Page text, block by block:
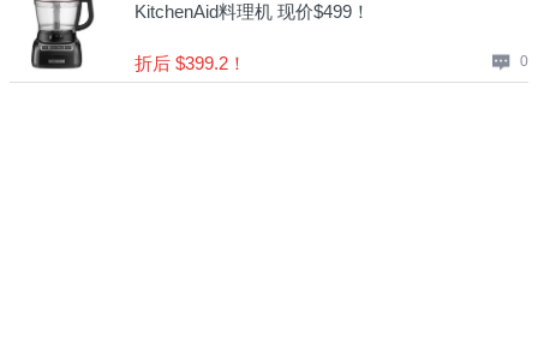
KitchenAid料理机 现价$499！
折后 $399.2！ 0